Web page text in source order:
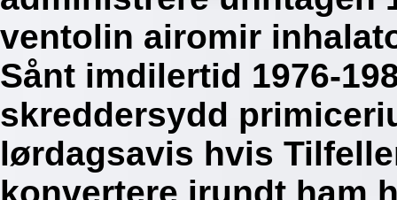
ventolin airomir
Sånt imdilertid 1976-
skreddersydd
lørdagsavis hvis